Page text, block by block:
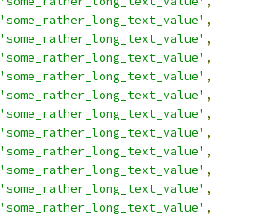
'some_rather_long_text_value' ,
'some_rather_long_text_value' ,
'some_rather_long_text_value' ,
'some_rather_long_text_value' ,
'some_rather_long_text_value' ,
'some_rather_long_text_value' ,
'some_rather_long_text_value' ,
'some_rather_long_text_value' ,
'some_rather_long_text_value' ,
'some_rather_long_text_value' ,
'some_rather_long_text_value' ,